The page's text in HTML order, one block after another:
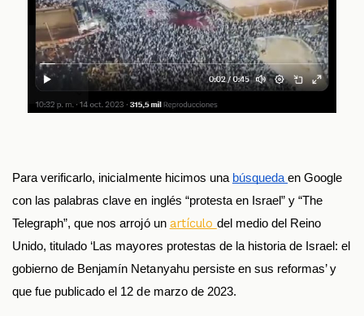
Para verificarlo, inicialmente hicimos una búsqueda en Google
con las palabras clave en inglés “protesta en Israel” y “The
Telegraph”, que nos arrojó un artículo del medio del Reino
Unido, titulado ‘Las mayores protestas de la historia de Israel: el
gobierno de Benjamín Netanyahu persiste en sus reformas’ y
que fue publicado el 12 de marzo de 2023.